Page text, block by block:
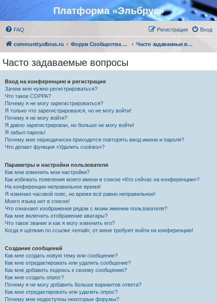
Платформа «Эльбрус»
FAQ Вход
Регистрация
community.elbrus.ru Форум Сообщества Эльбрус Часто задаваемые вопросы
Часто задаваемые вопросы
Вход на конференцию и регистрация
Зачем мне нужно регистрироваться?
Что такое COPPA?
Почему я не могу зарегистрироваться?
Я только что зарегистрировался, но не могу войти!
Почему я не могу войти?
Я давно зарегистрирован, но больше не могу войти!
Я забыл пароль!
Почему мне периодически приходится повторять ввод имени и пароля?
Что делает функция «Удалить cookies»?
Параметры и настройки пользователя
Как мне изменить мои настройки?
Как избежать появления моего имени в списке «Кто сейчас на конференции»?
На конференции неправильное время!
Я изменил часовой пояс, но время всё равно неправильное!
Моего языка нет в списке!
Что означают изображения рядом с моим именем пользователя?
Как мне включить отображение аватары?
Что такое звание и как я могу изменить его?
Когда я щёлкаю по ссылке «email», от меня требуют войти на конференцию!
Создание сообщений
Как мне создать новую тему или сообщение?
Как мне отредактировать или удалить сообщение?
Как мне добавить подпись к своему сообщению?
Как мне создать опрос?
Почему я не могу добавить больше вариантов ответа?
Как мне отредактировать или удалить опрос?
Почему мне недоступны некоторые форумы?